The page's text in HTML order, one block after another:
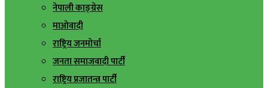
नेपाली काङ्ग्रेस
माओवादी
राष्ट्रिय जनमोर्चा
जनता समाजवादी पार्टी
राष्ट्रिय प्रजातन्त्र पार्टी